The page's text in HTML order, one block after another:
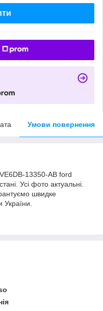
Умови повернення
13350-AB ford
Усі фото актуальні.
швидке
України.